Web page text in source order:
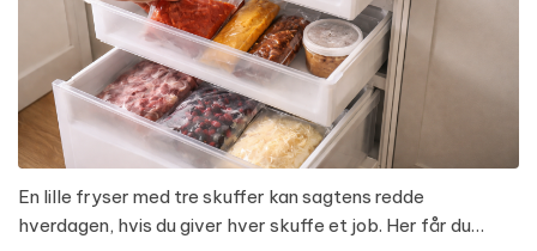
En lille fryser med tre skuffer kan sagtens redde
hverdagen, hvis du giver hver skuffe et job. Her får du…